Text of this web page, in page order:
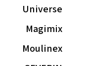
Universe
Magimix
Moulinex